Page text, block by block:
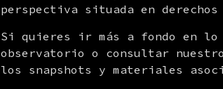
perspectiva situada en
Si quieres ir más a fondo en
observatorio o consultar
los snapshots y materiales